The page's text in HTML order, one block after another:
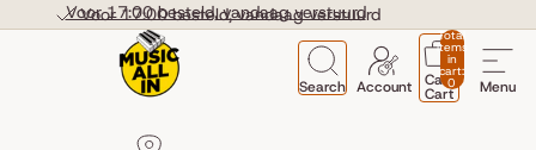
Voor 17:00 besteld, vandaag verstuurd
Voor 17:00 besteld, vandaag verstuurd
Menu
Search Account
Total
items
in
cart:
0
Cart
Cart